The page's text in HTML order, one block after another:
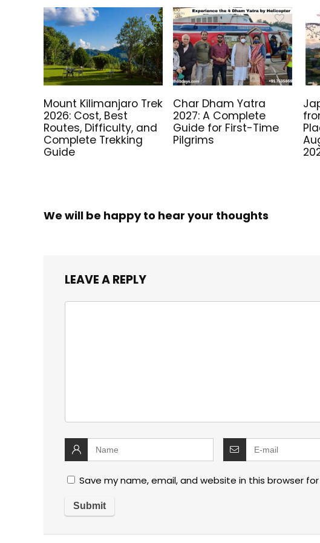
Mount Kilimanjaro Trek
2026: Cost, Best
Routes, Difficulty, and
Complete Trekking
Guide
Char Dham Yatra
2027: A Complete
Guide for First-Time
Pilgrims
We will be happy to hear your thoughts
LEAVE A REPLY
Save my name, email, and website in this browser